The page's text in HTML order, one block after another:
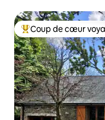
Coups de cœur
Coup de cœur